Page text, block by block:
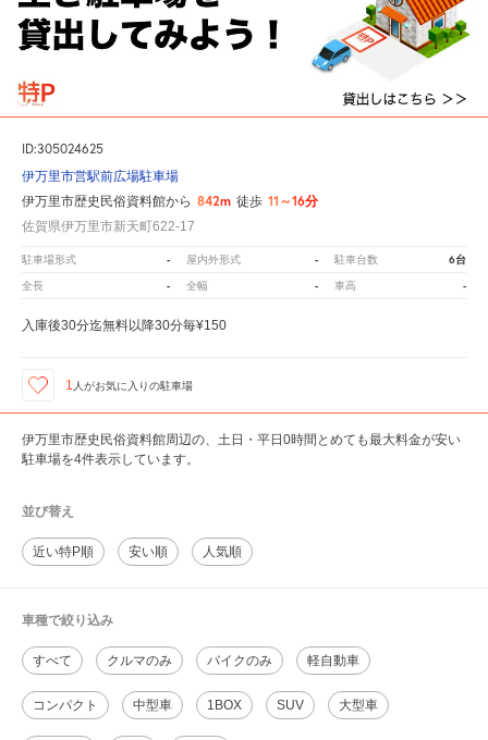
ID:305024625
伊万里市営駅前広場駐車場
伊万里市歴史民俗資料館から 842m 徒歩 11～16分
佐賀県伊万里市新天町622-17
駐車場形式 - 屋内外形式 - 駐車台数 6台
全長 - 全幅 - 車高 -
入庫後30分迄無料以降30分毎¥150
1 人がお気に入りの駐車場
伊万里市歴史民俗資料館周辺の、土日・平日0時間とめても最大料金が安い
駐車場を4件表示しています。
並び替え
近い特P順 安い順 人気順
車種で絞り込み
すべて クルマのみ バイクのみ 軽自動車
コンパクト 中型車 1BOX SUV 大型車